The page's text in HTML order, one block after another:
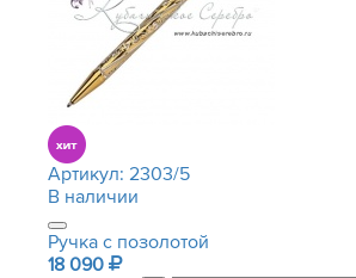
Артикул: 2303/5
В наличии
Ручка с позолотой
18 090